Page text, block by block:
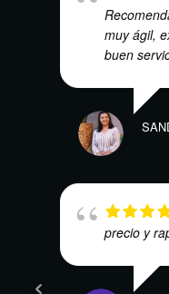
muy ágil,
buen
precio y